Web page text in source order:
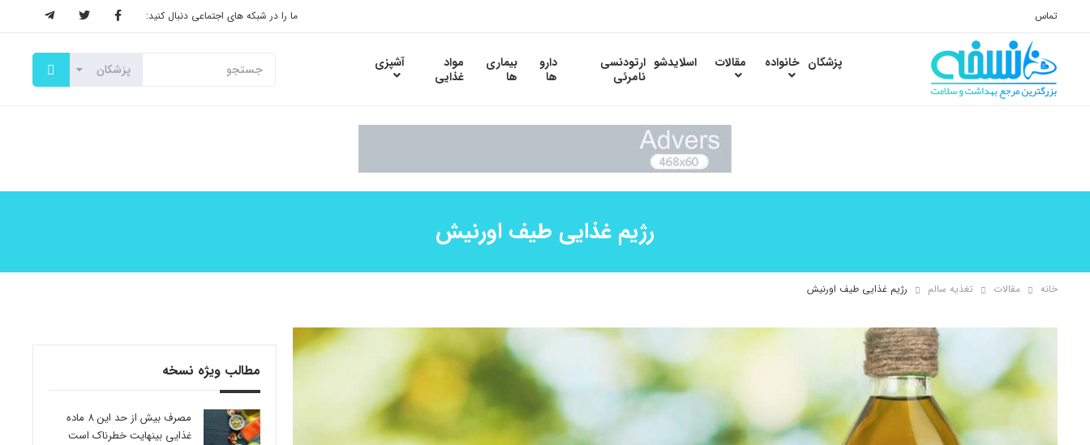
تماس ما را در شبکه های اجتماعی دنبال کنید:
پزشکان خانواده مقالات اسلایدشو ارتودنسی
نامرئی
دارو
ها
بیماری
ها
مواد
غذایی
آشپزی
رژیم غذایی طیف اورنیش
خانه مقالات تغذیه سالم رژیم غذایی طیف اورنیش
مطالب ویژه نسخه
مصرف بیش از حد این 8 ماده
غذایی بینهایت خطرناک است